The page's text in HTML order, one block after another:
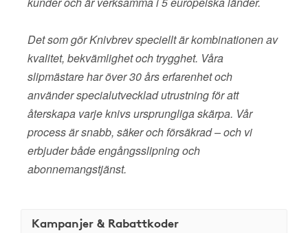
Det som gör Knivbrev speciellt är kombinationen av
kvalitet, bekvämlighet och trygghet. Våra
slipmästare har över 30 års erfarenhet och
använder specialutvecklad utrustning för att
återskapa varje knivs ursprungliga skärpa. Vår
process är snabb, säker och försäkrad – och vi
erbjuder både engångsslipning och
abonnemangstjänst.
Kampanjer & Rabattkoder